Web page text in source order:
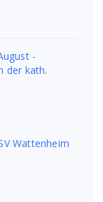
-
der kath.
Wattenheim